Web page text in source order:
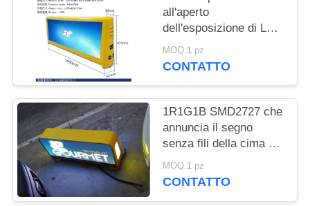
POLICY
all'aperto
dell'esposizione di LED
del taxi di pubblicità P5
SMD ha condotto lo
MOQ:1 pz
CONTATTO
1R1G1B SMD2727 che
annuncia il segno
senza fili della cima del
taxi dell'esposizione di
LED del taxi di 5mm
MOQ:1 pz
CONTATTO